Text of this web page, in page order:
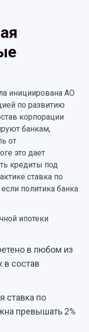
инициирована АО
по развитию
корпорации
банкам,
от
это дает
кредиты под
ставка по
политика банка
ипотеки
в любом из
в состав
ставка по
превышать 2%